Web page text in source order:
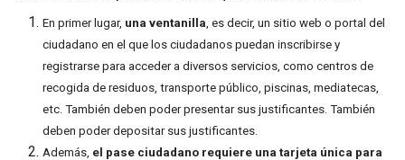
En primer lugar, una ventanilla, es decir, un sitio web o portal del
ciudadano en el que los ciudadanos puedan inscribirse y
registrarse para acceder a diversos servicios, como centros de
recogida de residuos, transporte público, piscinas, mediatecas,
etc. También deben poder presentar sus justificantes. También
deben poder depositar sus justificantes.
Además, el pase ciudadano requiere una tarjeta única para